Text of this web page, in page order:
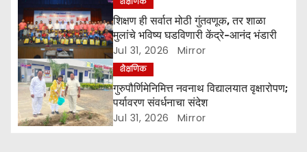
i
o
n
शिक्षण ही सर्वात मोठी गुंतवणूक, तर शाळा
मुलांचे भविष्य घडविणारी केंद्रे-आनंद भंडारी
Jul 31, 2026 Mirror
शैक्षणिक
गुरुपौर्णिमेनिमित्त नवनाथ विद्यालयात वृक्षारोपण;
पर्यावरण संवर्धनाचा संदेश
Jul 31, 2026 Mirror